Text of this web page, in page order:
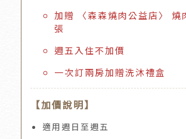
加贈 〈森森燒肉公益店〉 燒
張
週五入住不加價
一次訂兩房加贈洗沐禮盒
【加價說明】
適用週日至週五